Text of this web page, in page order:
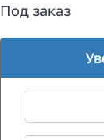
Под заказ